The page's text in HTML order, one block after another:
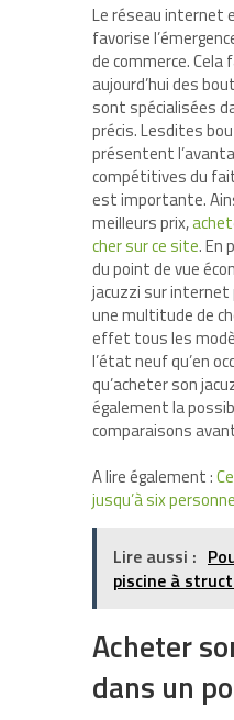
Le réseau internet
favorise
de commerce. Cela
aujourd’hui des
sont spécialisées
précis. Lesdites
présentent
compétitives du
est importante.
meilleurs prix,
cher sur ce site. En
du point de vue
jacuzzi sur internet
une multitude de
effet tous les
l’état neuf qu’en
qu’acheter son
également la
comparaisons
A lire également :
jusqu’à six
Lire aussi :
piscine à
Acheter
dans un